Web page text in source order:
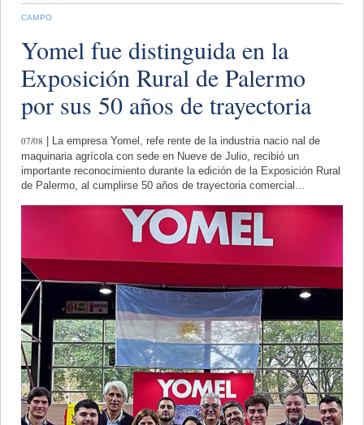
CAMPO
Yomel fue distinguida en la
Exposición Rural de Palermo
por sus 50 años de trayectoria
07/08 | La empresa Yomel, refe rente de la industria nacio nal de
maquinaria agrícola con sede en Nueve de Julio, recibió un
importante reconocimiento durante la edición de la Exposición Rural
de Palermo, al cumplirse 50 años de trayectoria comercial…